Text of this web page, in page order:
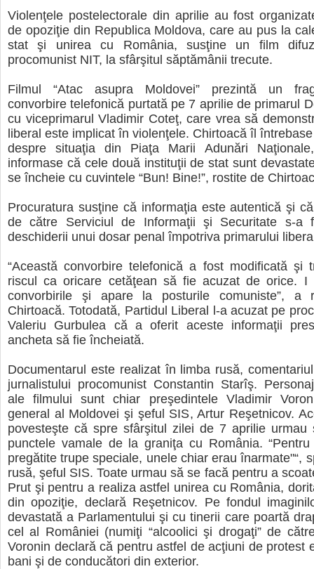
Violenţele postelectorale din aprilie au fost
de opoziţie din Republica Moldova, care au pus la
stat şi unirea cu România, susţine un film
procomunist NIT, la sfârşitul săptămânii trecute.
Filmul “Atac asupra Moldovei” prezintă un
convorbire telefonică purtată pe 7 aprilie de primarul
cu viceprimarul Vladimir Coteţ, care vrea să
liberal este implicat în violenţele. Chirtoacă îl
despre situaţia din Piaţa Marii Adunări
informase că cele două instituţii de stat sunt
se încheie cu cuvintele “Bun! Bine!”, rostite de
Procuratura susţine că informaţia este autentică şi
de către Serviciul de Informaţii şi Securitate s-a
deschiderii unui dosar penal împotriva primarului
“Această convorbire telefonică a fost modificată şi
riscul ca oricare cetăţean să fie acuzat de orice. I
convorbirile şi apare la posturile comuniste”, a
Chirtoacă. Totodată, Partidul Liberal l-a acuzat pe
Valeriu Gurbulea că a oferit aceste informaţii
ancheta să fie încheiată.
Documentarul este realizat în limba rusă,
jurnalistului procomunist Constantin Starîş.
ale filmului sunt chiar preşedintele Vladimir
general al Moldovei şi şeful SIS, Artur Reşetnicov.
povesteşte că spre sfârşitul zilei de 7 aprilie urmau
punctele vamale de la graniţa cu România.
pregătite trupe speciale, unele chiar erau înarmate"“,
rusă, şeful SIS. Toate urmau să se facă pentru a
Prut şi pentru a realiza astfel unirea cu România,
din opoziţie, declară Reşetnicov. Pe fondul
devastată a Parlamentului şi cu tinerii care poartă
cel al României (numiţi “alcoolici şi drogaţi” de
Voronin declară că pentru astfel de acţiuni de protest
bani şi de conducători din exterior.